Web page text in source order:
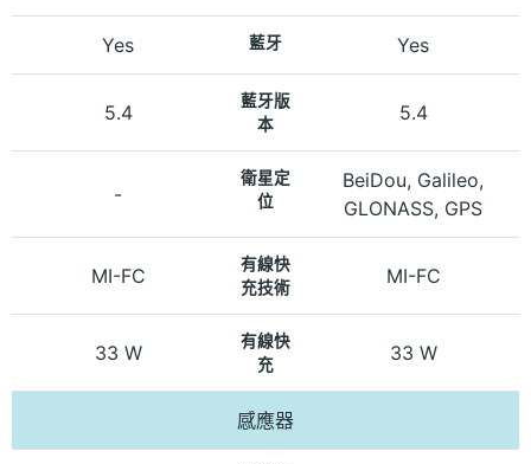
Yes 藍牙 Yes
5.4
藍牙版
本
5.4
-
衛星定
位
BeiDou, Galileo,
GLONASS, GPS
MI-FC
有線快
充技術
MI-FC
33 W
有線快
充
33 W
感應器